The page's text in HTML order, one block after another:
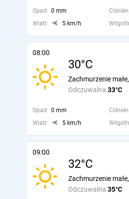
Opad: 0 mm
Wiatr:
5 km/h
08:00
30°C
Odczuwalna 33°C
Zachmurzenie
Opad: 0 mm
Wiatr:
5 km/h
09:00
32°C
Odczuwalna 35°C
Zachmurzenie